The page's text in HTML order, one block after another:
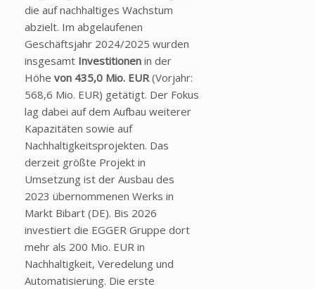
die auf nachhaltiges Wachstum
abzielt. Im abgelaufenen
Geschäftsjahr 2024/2025 wurden
insgesamt Investitionen in der
Höhe von 435,0 Mio. EUR (Vorjahr:
568,6 Mio. EUR) getätigt. Der Fokus
lag dabei auf dem Aufbau weiterer
Kapazitäten sowie auf
Nachhaltigkeitsprojekten. Das
derzeit größte Projekt in
Umsetzung ist der Ausbau des
2023 übernommenen Werks in
Markt Bibart (DE). Bis 2026
investiert die EGGER Gruppe dort
mehr als 200 Mio. EUR in
Nachhaltigkeit, Veredelung und
Automatisierung. Die erste